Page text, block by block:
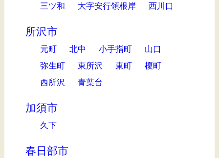
三ツ和 大字安行領根岸 西川口
所沢市
元町 北中 小手指町
山口
弥生町
東所沢 東町
榎町
西所沢
青葉台
加須市
久下
春日部市